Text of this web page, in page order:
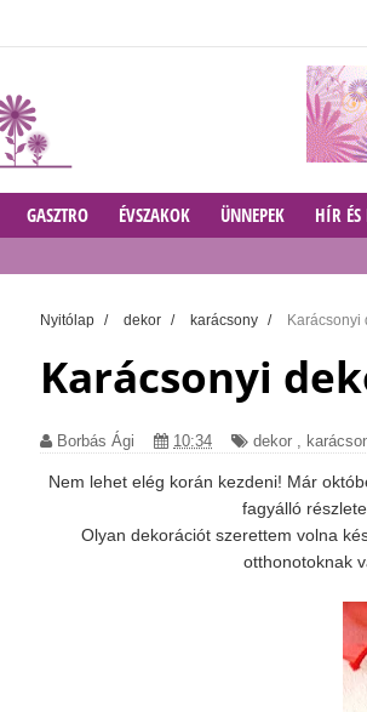
GASZTRO ÉVSZAKOK ÜNNEPEK HÍR
Nyitólap / dekor / karácsony / Karácsonyi
Karácsonyi
Borbás Ági 10:34 dekor ,
Nem lehet elég korán kezdeni! Már
fagyálló
Olyan dekorációt szerettem volna
otthonotoknak